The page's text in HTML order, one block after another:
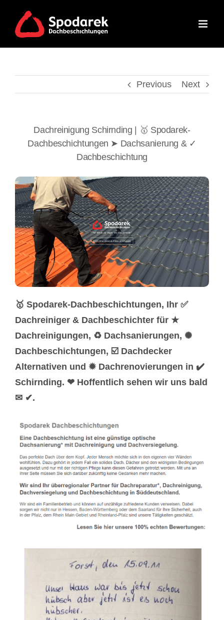
content
Previous Next
Dachreinigung Schirnding | 🥇 Spodarek-
Dachbeschichtungen ➤ Dachsanierung & ✓
Dachbeschichtung
🥇 Spodarek-Dachbeschichtungen, Ihr ✅
Dachreiniger & Dachbeschichter für ★
Dachreinigungen, ♻ Dachsanierungen, ✺
Dachbeschichtungen, ☑️ Dachdecker
Alternativen und ✹ Dachrenovierungen in ✔️
Schirnding. ❤ Hoffentlich sehen wir uns bald
✉ ✔.